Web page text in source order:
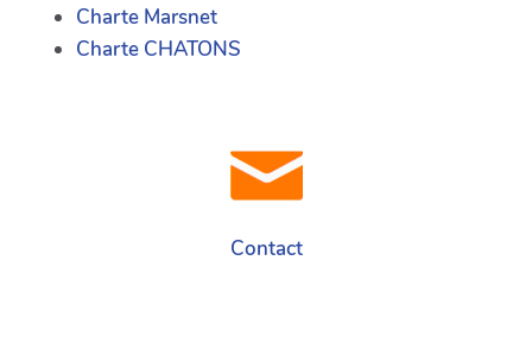
Charte Marsnet
Charte CHATONS
Contact